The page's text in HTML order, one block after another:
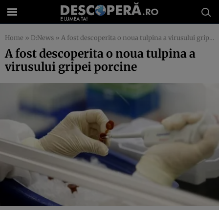
Home » D:News » A fost descoperita o noua tulpina a virusului gripei porcine
A fost descoperita o noua tulpina a
virusului gripei porcine